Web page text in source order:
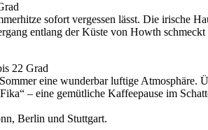
sofort vergessen lässt. Die irische
entlang der Küste von Howth
22 Grad
eine wunderbar luftige Atmosphäre.
– eine gemütliche Kaffeepause im
Berlin und Stuttgart.